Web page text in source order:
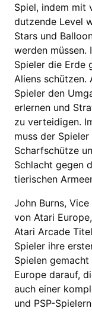
Spiel, indem mit
dutzende Level
Stars und
werden müssen.
Spieler die Erde
Aliens schützen.
Spieler den
erlernen und
zu verteidigen.
muss der
Scharfschütze
Schlacht gegen
tierischen
John Burns,
von Atari
Atari Arcade
Spieler ihre
Spielen
Europe darauf,
auch einer
und PSP-